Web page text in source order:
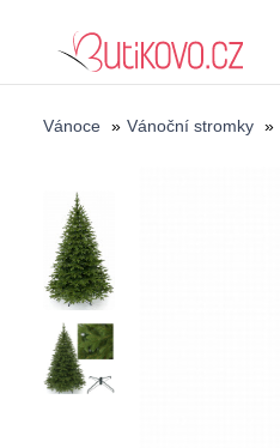
Vánoce » Vánoční stromky »